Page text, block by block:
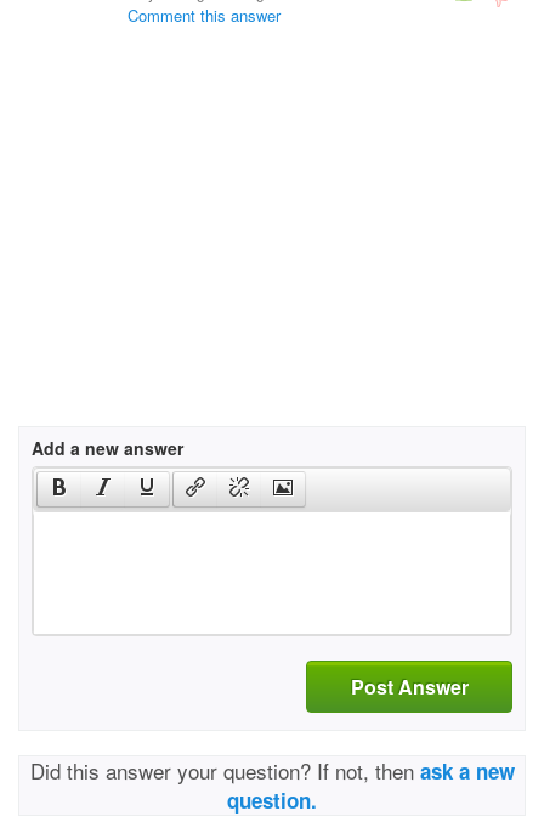
Comment this answer
Add a new answer
Post Answer
Did this answer your question? If not, then ask a new
question.